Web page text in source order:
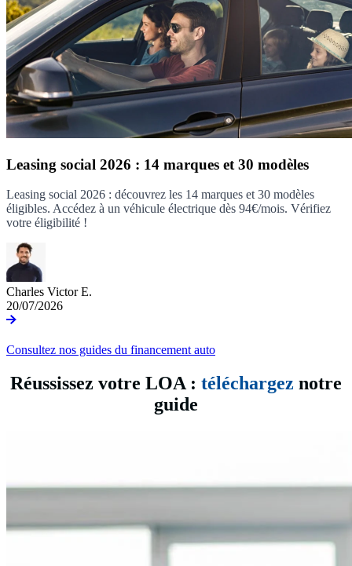
Leasing social 2026 : 14 marques et 30 modèles
Leasing social 2026 : découvrez les 14 marques et 30 modèles
éligibles. Accédez à un véhicule électrique dès 94€/mois. Vérifiez
votre éligibilité !
Charles Victor E.
20/07/2026
Consultez nos guides du financement auto
Réussissez votre LOA : téléchargez notre
guide